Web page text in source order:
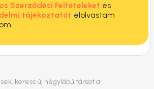
Szerződési Feltételeket és
tájékoztatót elolvastam
keress új négylábú társat a